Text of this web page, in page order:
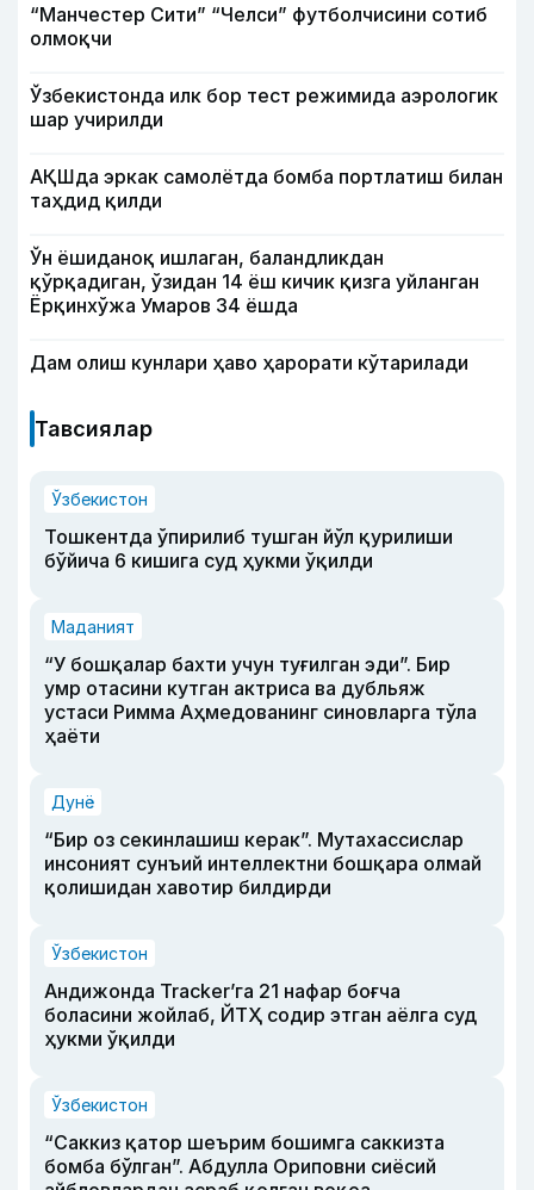
“Манчестер Сити” “Челси” футболчисини сотиб
олмоқчи
Ўзбекистонда илк бор тест режимида аэрологик
шар учирилди
АҚШда эркак самолётда бомба портлатиш билан
таҳдид қилди
Ўн ёшиданоқ ишлаган, баландликдан
қўрқадиган, ўзидан 14 ёш кичик қизга уйланган
Ёрқинхўжа Умаров 34 ёшда
Дам олиш кунлари ҳаво ҳарорати кўтарилади
Тавсиялар
Ўзбекистон
Тошкентда ўпирилиб тушган йўл қурилиши
бўйича 6 кишига суд ҳукми ўқилди
Маданият
“У бошқалар бахти учун туғилган эди”. Бир
умр отасини кутган актриса ва дубльяж
устаси Римма Аҳмедованинг синовларга тўла
ҳаёти
Дунё
“Бир оз секинлашиш керак”. Мутахассислар
инсоният сунъий интеллектни бошқара олмай
қолишидан хавотир билдирди
Ўзбекистон
Андижонда Tracker’га 21 нафар боғча
боласини жойлаб, ЙТҲ содир этган аёлга суд
ҳукми ўқилди
Ўзбекистон
“Саккиз қатор шеърим бошимга саккизта
бомба бўлган”. Абдулла Ориповни сиёсий